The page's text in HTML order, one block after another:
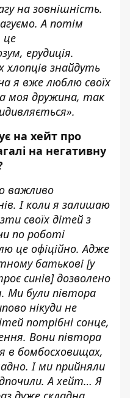
на зовнішність.
А потім
це
ерудиція.
хлопців знайдуть
я вже люблю своїх
моя дружина, так
на хейт про
на негативну
важливо
І коли я залишаю
своїх дітей з
по роботі
це офіційно. Адже
батькові [у
синів] дозволено
Ми були півтора
нікуди не
потрібні сонце,
Вони півтора
в бомбосховищах,
І ми прийняли
А хейт… Я